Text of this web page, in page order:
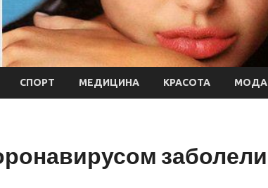
СПОРТ МЕДИЦИНА КРАСОТА МОДА
заболели